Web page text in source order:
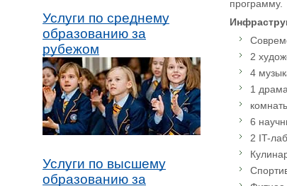
Услуги по среднему
образованию за
рубежом
Услуги по высшему
образованию за
программу.
2
4
1
6
2 IT-